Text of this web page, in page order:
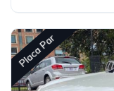
Placa Par